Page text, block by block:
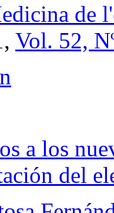
de
Vol. 52,
a los
del